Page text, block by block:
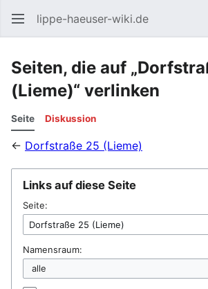
lippe-haeuser-wiki.de
Seiten, die auf
(Lieme)“ verlinken
Seite Diskussion
← Dorfstraße 25 (Lieme)
Links auf diese Seite
Seite:
Namensraum: